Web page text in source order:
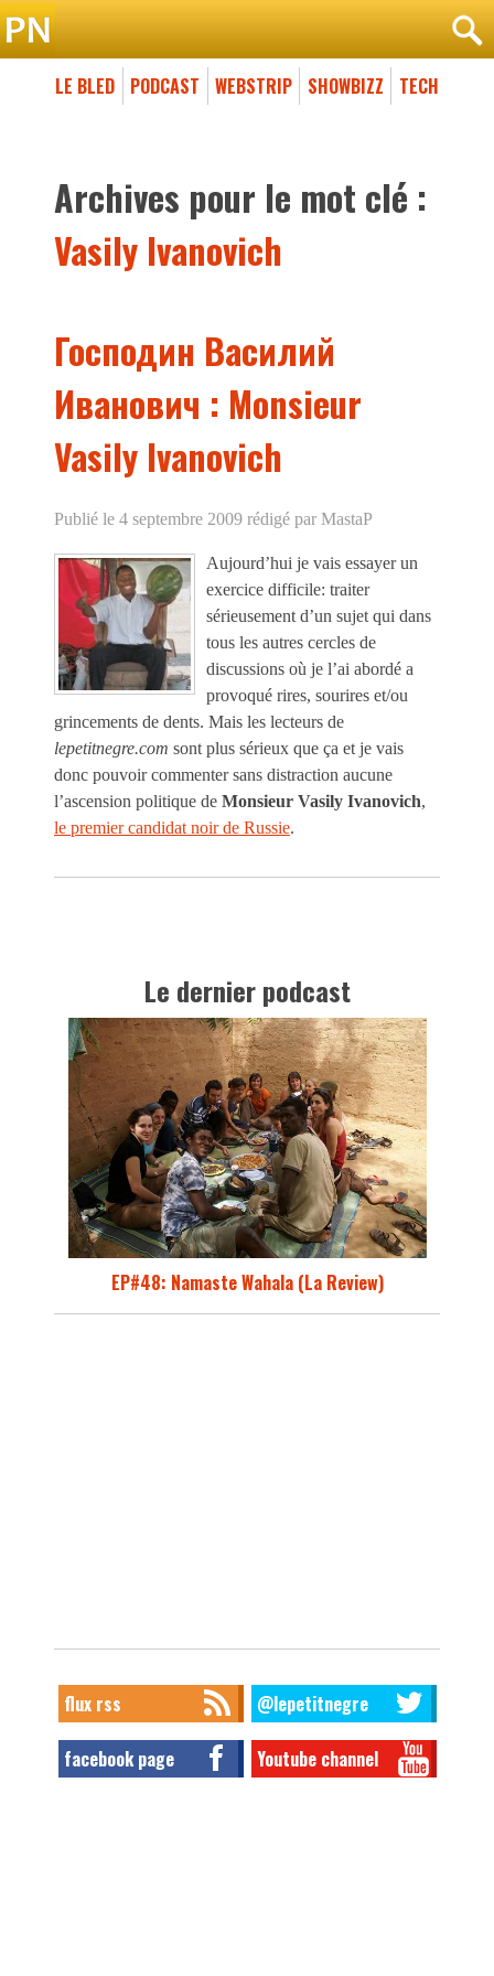
LE BLED PODCAST WEBSTRIP SHOWBIZZ TECH
Archives pour le mot clé :
Vasily Ivanovich
Господин Василий
Иванович : Monsieur
Vasily Ivanovich
Publié le 4 septembre 2009 rédigé par MastaP
Aujourd’hui je vais essayer un
exercice difficile: traiter
sérieusement d’un sujet qui dans
tous les autres cercles de
discussions où je l’ai abordé a
provoqué rires, sourires et/ou
grincements de dents. Mais les lecteurs de
lepetitnegre.com sont plus sérieux que ça et je vais
donc pouvoir commenter sans distraction aucune
l’ascension politique de Monsieur Vasily Ivanovich,
le premier candidat noir de Russie.
Le dernier podcast
EP#48: Namaste Wahala (La Review)
flux rss @lepetitnegre
facebook page Youtube channel